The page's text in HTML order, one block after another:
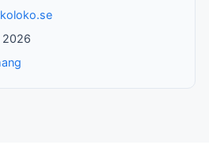
2026